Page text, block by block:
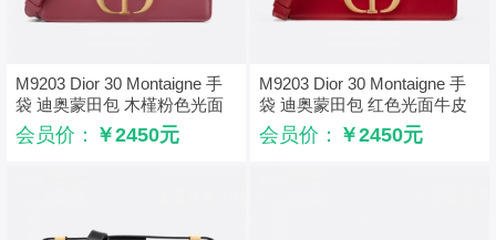
M9203 Dior 30 Montaigne 手
袋 迪奥蒙田包 木槿粉色光面
牛皮革
会员价： ￥2450元
M9203 Dior 30 Montaigne 手
袋 迪奥蒙田包 红色光面牛皮
革
会员价： ￥2450元